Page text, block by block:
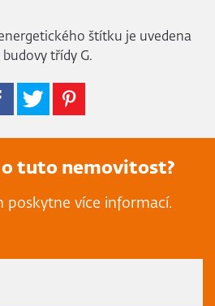
štítku je uvedena
třídy G.
o tuto nemovitost?
poskytne více informací.